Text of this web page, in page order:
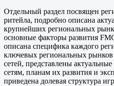
Отдельный раздел посвящен
ритейла, подробно описана
крупнейших региональных
основные факторы развития
описана специфика каждого
ключевых региональных
сетей, представлены
сетям, планам их развития и
приведена долевая структура